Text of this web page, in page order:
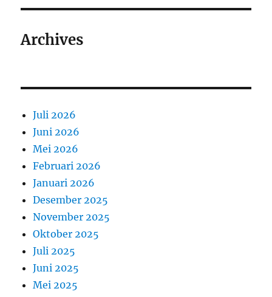
Archives
Juli 2026
Juni 2026
Mei 2026
Februari 2026
Januari 2026
Desember 2025
November 2025
Oktober 2025
Juli 2025
Juni 2025
Mei 2025